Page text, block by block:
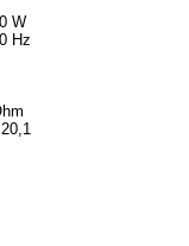
W
Hz